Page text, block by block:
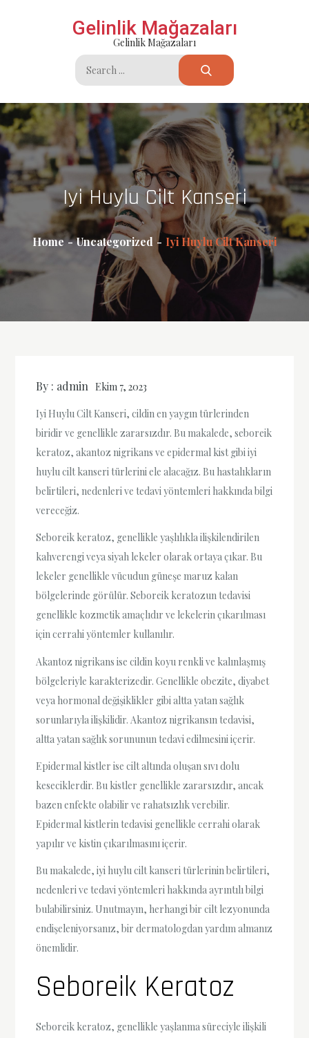
Gelinlik Mağazaları
Gelinlik Mağazaları
Search
for:
Iyi Huylu Cilt Kanseri
Home Uncategorized Iyi Huylu Cilt Kanseri
By : admin Ekim 7, 2023
Iyi Huylu Cilt Kanseri, cildin en yaygın türlerinden
biridir ve genellikle zararsızdır. Bu makalede, seboreik
keratoz, akantoz nigrikans ve epidermal kist gibi iyi
huylu cilt kanseri türlerini ele alacağız. Bu hastalıkların
belirtileri, nedenleri ve tedavi yöntemleri hakkında bilgi
vereceğiz.
Seboreik keratoz, genellikle yaşlılıkla ilişkilendirilen
kahverengi veya siyah lekeler olarak ortaya çıkar. Bu
lekeler genellikle vücudun güneşe maruz kalan
bölgelerinde görülür. Seboreik keratozun tedavisi
genellikle kozmetik amaçlıdır ve lekelerin çıkarılması
için cerrahi yöntemler kullanılır.
Akantoz nigrikans ise cildin koyu renkli ve kalınlaşmış
bölgeleriyle karakterizedir. Genellikle obezite, diyabet
veya hormonal değişiklikler gibi altta yatan sağlık
sorunlarıyla ilişkilidir. Akantoz nigrikansın tedavisi,
altta yatan sağlık sorununun tedavi edilmesini içerir.
Epidermal kistler ise cilt altında oluşan sıvı dolu
keseciklerdir. Bu kistler genellikle zararsızdır, ancak
bazen enfekte olabilir ve rahatsızlık verebilir.
Epidermal kistlerin tedavisi genellikle cerrahi olarak
yapılır ve kistin çıkarılmasını içerir.
Bu makalede, iyi huylu cilt kanseri türlerinin belirtileri,
nedenleri ve tedavi yöntemleri hakkında ayrıntılı bilgi
bulabilirsiniz. Unutmayın, herhangi bir cilt lezyonunda
endişeleniyorsanız, bir dermatologdan yardım almanız
önemlidir.
Seboreik Keratoz
Seboreik keratoz, genellikle yaşlanma süreciyle ilişkili